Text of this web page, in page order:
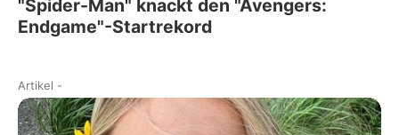
"Spider-Man" knackt den "Avengers:
Endgame"-Startrekord
Artikel -